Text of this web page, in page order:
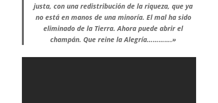
justa, con una redistribución de la riqueza, que ya
no está en manos de una minoría. El mal ha sido
eliminado de la Tierra. Ahora puede abrir el
champán. Que reine la Alegría………….»